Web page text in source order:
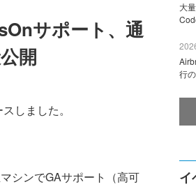
サポート、通
開
しました。
シンでGAサポート（高可
大
行
イ